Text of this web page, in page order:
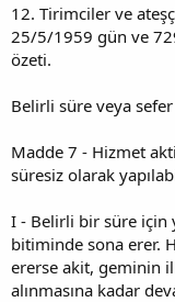
12. Tirimciler ve
25/5/1959 gün ve
özeti.
Belirli süre veya
Madde 7 - Hizmet
süresiz olarak
I - Belirli bir süre için
bitiminde sona erer.
ererse akit, geminin
alınmasına kadar